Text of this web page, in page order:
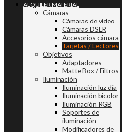
ALQUILER MATERIAL
Cámaras
Cámaras de vídeo
Cámaras DSLR
Accesorios cámara
Tarjetas / Lectores
Objetivos
Adaptadores
Matte Box / Filtros
Iluminación
Iluminación luz día
Iluminación bicolor
Iluminación RGB
Soportes de
iluminación
Modificadores de